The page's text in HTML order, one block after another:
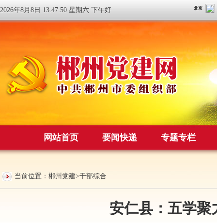
2026年8月8日 13:47:50 星期六 下午好
网站首页 要闻快递 专题专栏
当前位置： 郴州党建>干部综合
安仁县：五学聚